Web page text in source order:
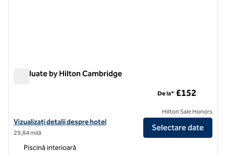
Graduate by Hilton Cambridge
Vizualizați detaliile hotelului pentru Graduate by Hilton Cambridge
Vizualizați detalii despre hotel
29,84 milă
De la* £152
Hilton Sale Honors
Selectare date
Piscină interioară